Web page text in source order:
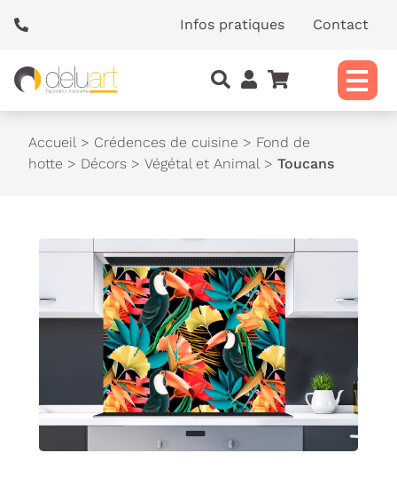
Infos pratiques Contact
Accueil > Crédences de cuisine > Fond de
hotte > Décors > Végétal et Animal > Toucans